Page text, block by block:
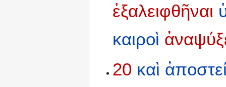
ἐξαλειφθῆναι
καιροὶ
20 καὶ